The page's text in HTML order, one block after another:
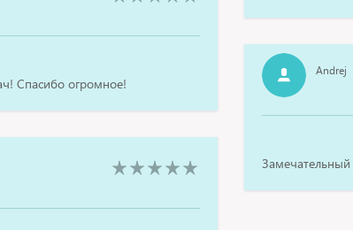
Спасибо огромное!
Andrej